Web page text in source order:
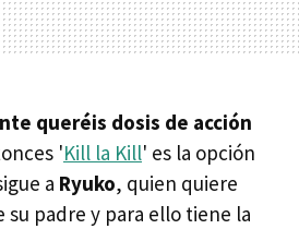
queréis dosis de acción
'Kill la Kill' es la opción
a Ryuko, quien quiere
padre y para ello tiene la